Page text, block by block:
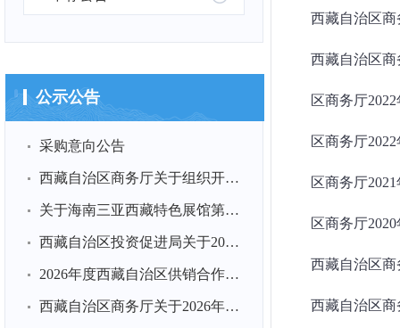
公示公告
采购意向公告
西藏自治区商务厅关于组织开展第三批“西藏老字号”申报工作...
关于海南三亚西藏特色展馆第三方运营商项目采购比选结果的公示
西藏自治区投资促进局关于2024年法治政府建设情况的报告
2026年度西藏自治区供销合作社发展专项资金项目 评审结果...
西藏自治区商务厅关于2026年度商务展会参展计划的公告
西藏自治区商
西藏自治区商
区商务厅
区商务厅
区商务厅
区商务厅
西藏自治区商
西藏自治区商